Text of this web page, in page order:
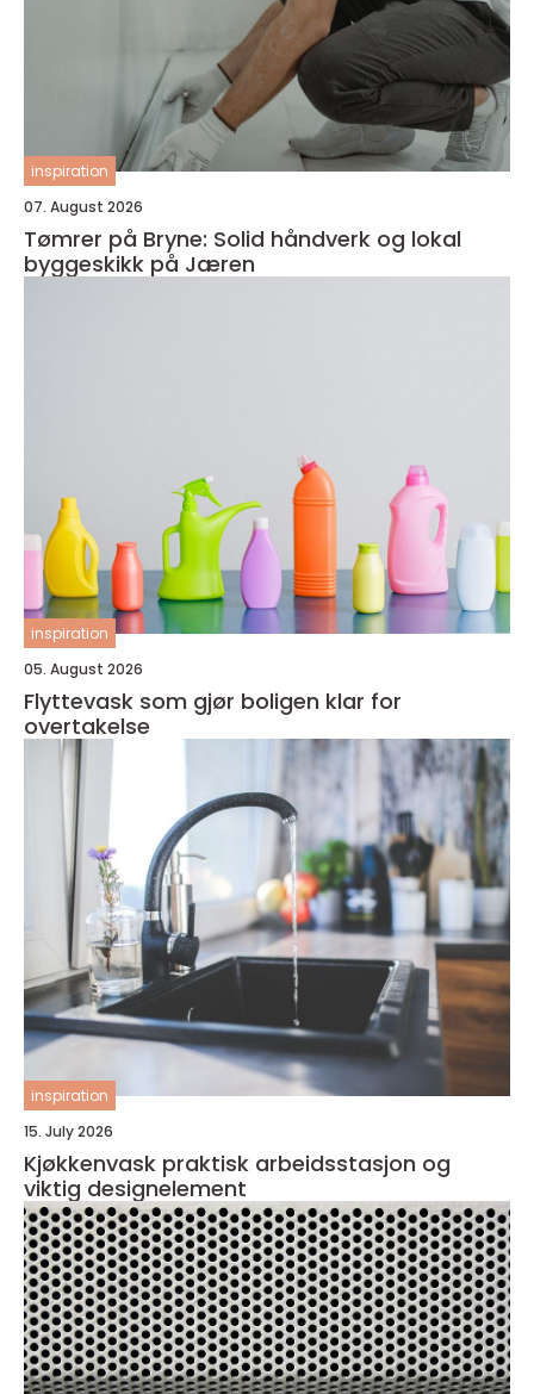
inspiration
07. August 2026
Tømrer på Bryne: Solid håndverk og lokal
byggeskikk på Jæren
inspiration
05. August 2026
Flyttevask som gjør boligen klar for
overtakelse
inspiration
15. July 2026
Kjøkkenvask praktisk arbeidsstasjon og
viktig designelement